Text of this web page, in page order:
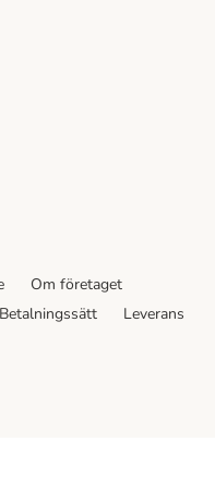
Om företaget
Betalningssätt
Leverans